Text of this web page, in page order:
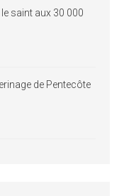
saint aux 30 000
de Pentecôte